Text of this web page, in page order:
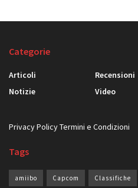
Categorie
Articoli
Notizie
Recensioni
Video
Privacy PolicyTermini e Condizioni
Tags
amiibo Capcom Classifiche